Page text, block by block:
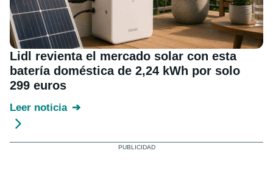
Lidl revienta el mercado solar con esta
batería doméstica de 2,24 kWh por solo
299 euros
Leer noticia